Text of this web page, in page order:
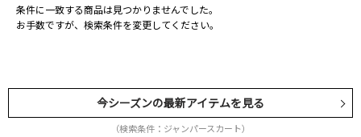
条件に一致する商品は見つかりませんでした。
お手数ですが、検索条件を変更してください。
今シーズンの最新アイテムを見る
（検索条件：ジャンパースカート）